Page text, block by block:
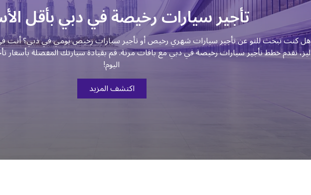
تأجير سيارات رخيصة في دبي بأقل
هل كنت تبحث للتو عن تأجير سيارات شهري رخيص أو تأجير سيارات رخيص يومي في دبي؟ أنت
ليز، نقدم خطط تأجير سيارات رخيصة في دبي مع باقات مرنة. قم بقيادة سيارتك المفضلة
اليوم!
اكتشف المزيد